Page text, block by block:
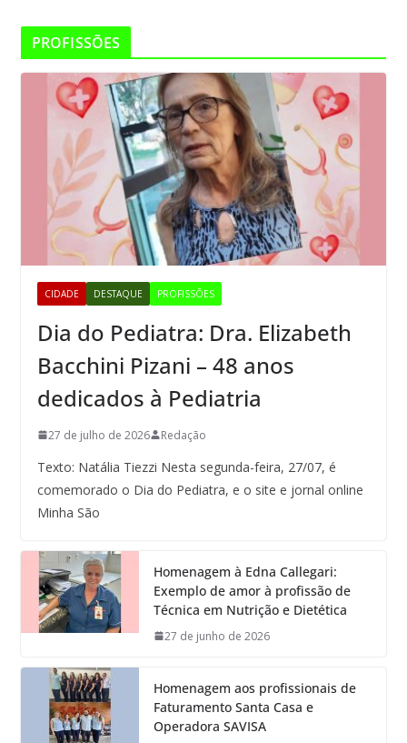
PROFISSÕES
CIDADE DESTAQUE PROFISSÕES
Dia do Pediatra: Dra. Elizabeth
Bacchini Pizani – 48 anos
dedicados à Pediatria
27 de julho de 2026 Redação
Texto: Natália Tiezzi Nesta segunda-feira, 27/07, é
comemorado o Dia do Pediatra, e o site e jornal online
Minha São
Homenagem à Edna Callegari:
Exemplo de amor à profissão de
Técnica em Nutrição e Dietética
27 de junho de 2026
Homenagem aos profissionais de
Faturamento Santa Casa e
Operadora SAVISA